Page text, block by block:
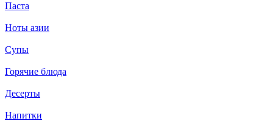
Паста
Ноты азии
Супы
Горячие блюда
Десерты
Напитки